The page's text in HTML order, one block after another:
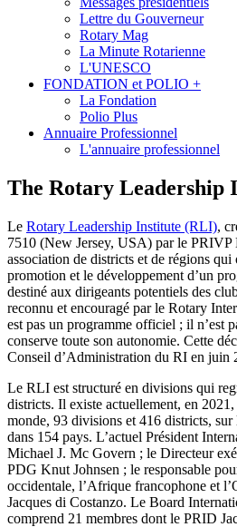
Lettre du Gouverneur
Rotary Mag
La Minute Rotarienne
L'UNESCO
FONDATION et POLIO +
La Fondation
Polio Plus
Annuaire Professionnel
L'annuaire professionnel
The Rotary Leadership
Le Rotary Leadership Institute (RLI),
7510 (New Jersey, USA) par le PRIVP
association de districts et de régions qui
promotion et le développement d’un
destiné aux dirigeants potentiels des
reconnu et encouragé par le Rotary
est pas un programme officiel ; il n’est
conserve toute son autonomie. Cette
Conseil d’Administration du RI en juin
Le RLI est structuré en divisions qui
districts. Il existe actuellement, en
monde, 93 divisions et 416 districts,
dans 154 pays. L’actuel Président
Michael J. Mc Govern ; le Directeur
PDG Knut Johnsen ; le responsable
occidentale, l’Afrique francophone et
Jacques di Costanzo. Le Board
comprend 21 membres dont le PRID